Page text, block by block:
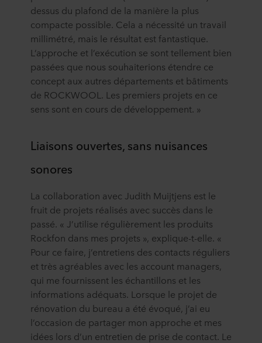
dessus du plafond de la manière la plus
compacte possible. Cela a nécessité un travail
millimétré, mais le résultat est fantastique.
L’approche et l’exécution se sont tellement bien
passées que nous souhaiterions étendre ce
concept aux autres départements et bâtiments
de ROCKWOOL. Les premiers projets en ce
sens sont en cours de développement. »
Liaisons ouvertes, sans nuisances
sonores
La collaboration avec Judith Muijtjens est le
fruit de projets réalisés avec succès dans le
passé. « J’utilise régulièrement les produits
Rockfon dans mes projets », explique-t-elle. «
Pour ce faire, j’entretiens des contacts réguliers
et très agréables avec les account managers,
qui me fournissent les échantillons et les
informations adéquats. Lorsque le projet de
rénovation du bureau a été évoqué, j’ai eu
l’occasion de partager mon approche et mes
idées lors d’un entretien de prise de contact. Le